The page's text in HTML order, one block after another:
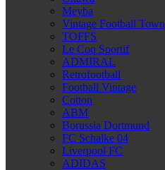
Meyba
Vintage Football Town
TOFFS
Le Coq Sportif
ADMIRAL
Retrofootball
Football Vintage
Cotton
ABM
Borussia Dortmund
FC Schalke 04
Liverpool FC
ADIDAS